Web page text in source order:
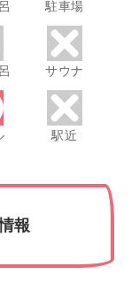
駐車場
サウナ
駅近
報